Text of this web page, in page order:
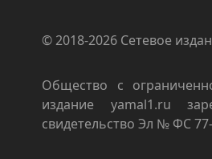
© 2018-2026 Сетевое
Общество с
издание yamal1.ru
свидетельство Эл № ФС